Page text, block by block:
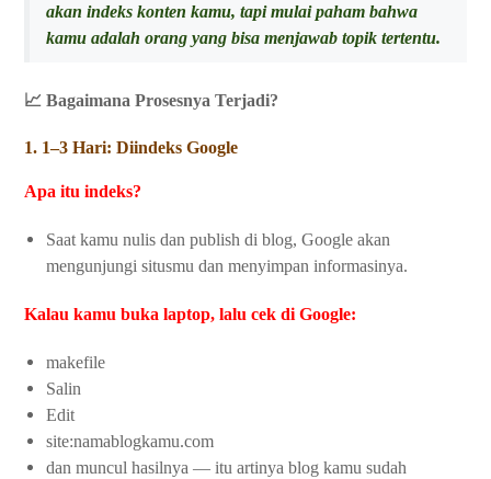
akan indeks konten kamu, tapi mulai paham bahwa
kamu adalah orang yang bisa menjawab topik tertentu.
📈 Bagaimana Prosesnya Terjadi?
1. 1–3 Hari: Diindeks Google
Apa itu indeks?
Saat kamu nulis dan publish di blog, Google akan
mengunjungi situsmu dan menyimpan informasinya.
Kalau kamu buka laptop, lalu cek di Google:
makefile
Salin
Edit
site:namablogkamu.com
dan muncul hasilnya — itu artinya blog kamu sudah